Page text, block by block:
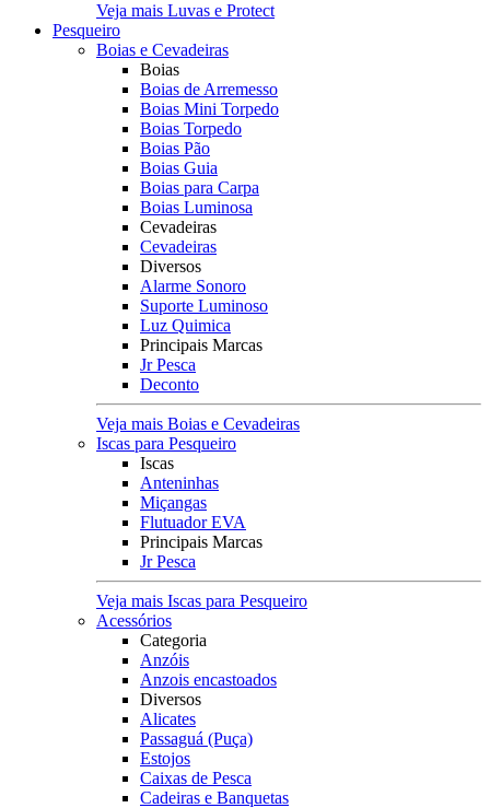
Veja mais Luvas e Protect
Pesqueiro
Boias e Cevadeiras
Boias
Boias de Arremesso
Boias Mini Torpedo
Boias Torpedo
Boias Pão
Boias Guia
Boias para Carpa
Boias Luminosa
Cevadeiras
Cevadeiras
Diversos
Alarme Sonoro
Suporte Luminoso
Luz Quimica
Principais Marcas
Jr Pesca
Deconto
Veja mais Boias e Cevadeiras
Iscas para Pesqueiro
Iscas
Anteninhas
Miçangas
Flutuador EVA
Principais Marcas
Jr Pesca
Veja mais Iscas para Pesqueiro
Acessórios
Categoria
Anzóis
Anzois encastoados
Diversos
Alicates
Passaguá (Puça)
Estojos
Caixas de Pesca
Cadeiras e Banquetas